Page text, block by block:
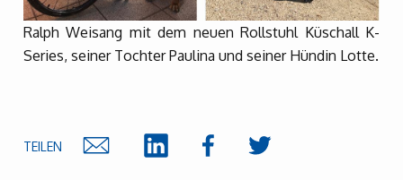
Ralph Weisang mit dem neuen Rollstuhl Küschall K-
Series, seiner Tochter Paulina und seiner Hündin Lotte.
TEILEN